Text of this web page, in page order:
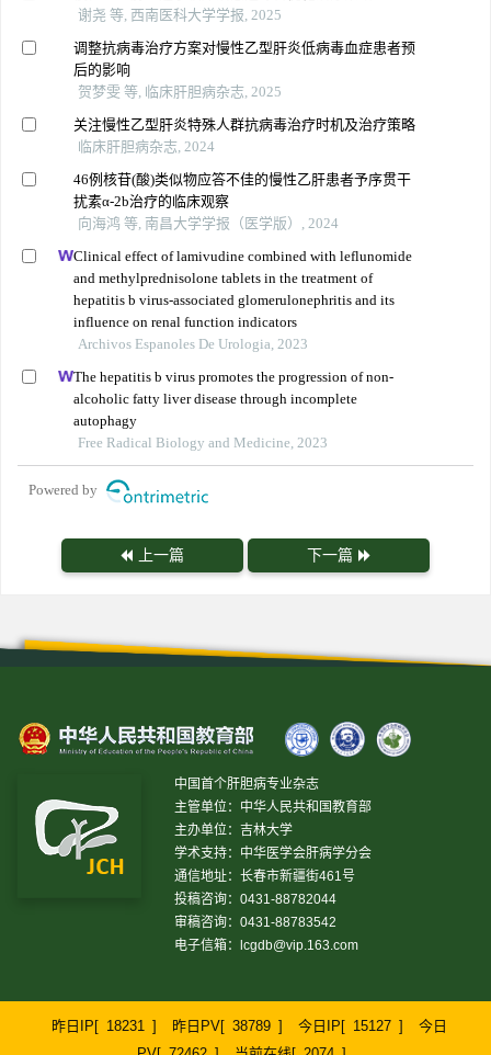
谢尧 等, 西南医科大学学报, 2025
调整抗病毒治疗方案对慢性乙型肝炎低病毒血症患者预
后的影响
贺梦雯 等, 临床肝胆病杂志, 2025
关注慢性乙型肝炎特殊人群抗病毒治疗时机及治疗策略
临床肝胆病杂志, 2024
46例核苷(酸)类似物应答不佳的慢性乙肝患者予序贯干
扰素α-2b治疗的临床观察
向海鸿 等, 南昌大学学报（医学版）, 2024
Clinical effect of lamivudine combined with leflunomide
and methylprednisolone tablets in the treatment of
hepatitis b virus-associated glomerulonephritis and its
influence on renal function indicators
Archivos Espanoles De Urologia, 2023
The hepatitis b virus promotes the progression of non-
alcoholic fatty liver disease through incomplete
autophagy
Free Radical Biology and Medicine, 2023
Powered by
上一篇 下一篇
中国首个肝胆病专业杂志
主管单位：中华人民共和国教育部
主办单位：吉林大学
学术支持：中华医学会肝病学分会
通信地址：长春市新疆街461号
投稿咨询：0431-88782044
审稿咨询：0431-88783542
电子信箱：
lcgdb@vip.163.com
昨日IP[ 18231 ] 昨日PV[ 38789 ] 今日IP[ 15127 ]
今日